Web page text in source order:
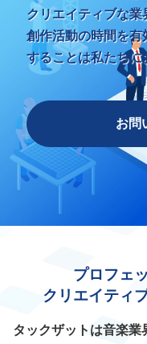
クリエイティブな
創作活動の時間を有
することは私たちに
お問
プロフェ
クリエイティ
タックザットは音楽